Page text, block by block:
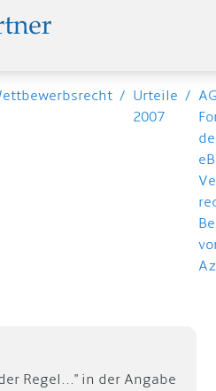
/ Urteile
2007
/
Regel..." in der Angabe